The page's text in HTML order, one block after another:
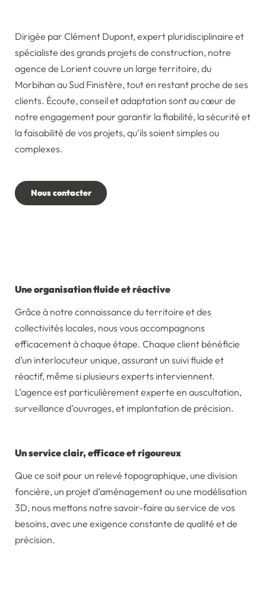
Dirigée par Clément Dupont, expert pluridisciplinaire et
spécialiste des grands projets de construction, notre
agence de Lorient couvre un large territoire, du
Morbihan au Sud Finistère, tout en restant proche de ses
clients. Écoute, conseil et adaptation sont au cœur de
notre engagement pour garantir la fiabilité, la sécurité et
la faisabilité de vos projets, qu’ils soient simples ou
complexes.
Une organisation fluide et réactive
Grâce à notre connaissance du territoire et des
collectivités locales, nous vous accompagnons
efficacement à chaque étape. Chaque client bénéficie
d’un interlocuteur unique, assurant un suivi fluide et
réactif, même si plusieurs experts interviennent.
L’agence est particulièrement experte en auscultation,
surveillance d’ouvrages, et implantation de précision.
Un service clair, efficace et rigoureux
Que ce soit pour un relevé topographique, une division
foncière, un projet d’aménagement ou une modélisation
3D, nous mettons notre savoir-faire au service de vos
besoins, avec une exigence constante de qualité et de
précision.